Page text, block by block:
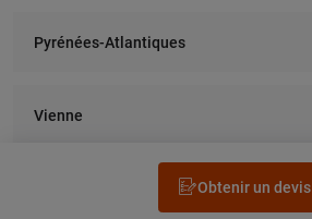
Obtenir un devis
Pyrénées-Atlantiques
Vienne